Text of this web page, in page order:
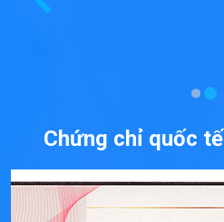
Chứng chỉ quốc tế